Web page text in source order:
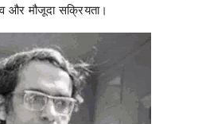
और मौजूदा सक्रियता।